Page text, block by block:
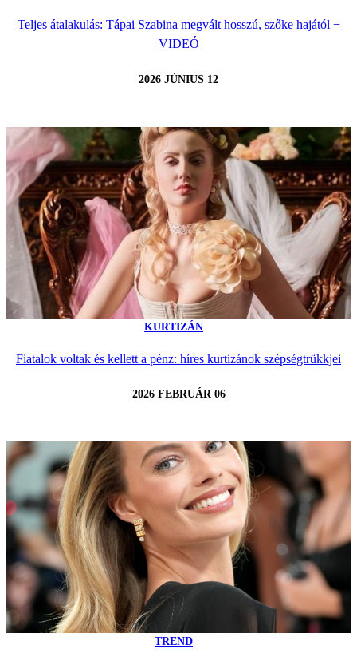
Teljes átalakulás: Tápai Szabina megvált hosszú, szőke hajától −
VIDEÓ
2026 JÚNIUS 12
KURTIZÁN
Fiatalok voltak és kellett a pénz: híres kurtizánok szépségtrükkjei
2026 FEBRUÁR 06
TREND